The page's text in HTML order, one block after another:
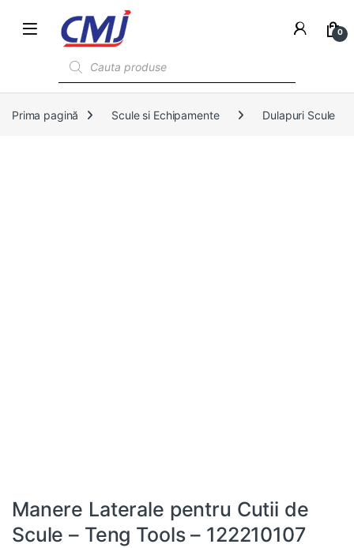
0
Prima pagină Scule si Echipamente Dulapuri Scule
Manere Laterale pentru Cutii de
Scule – Teng Tools – 122210107